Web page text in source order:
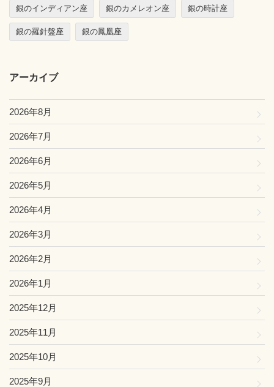
銀のインディアン座 銀のカメレオン座 銀の時計座
銀の羅針盤座 銀の鳳凰座
アーカイブ
2026年8月
2026年7月
2026年6月
2026年5月
2026年4月
2026年3月
2026年2月
2026年1月
2025年12月
2025年11月
2025年10月
2025年9月